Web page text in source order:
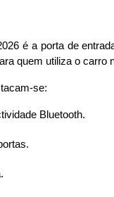
é a porta de
quem utiliza o carro
se:
Bluetooth.